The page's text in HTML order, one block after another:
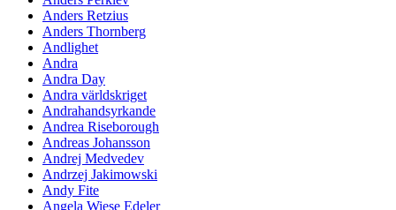
Anders Retzius
Anders Thornberg
Andlighet
Andra
Andra Day
Andra världskriget
Andrahandsyrkande
Andrea Riseborough
Andreas Johansson
Andrej Medvedev
Andrzej Jakimowski
Andy Fite
Angela Wiese Edeler